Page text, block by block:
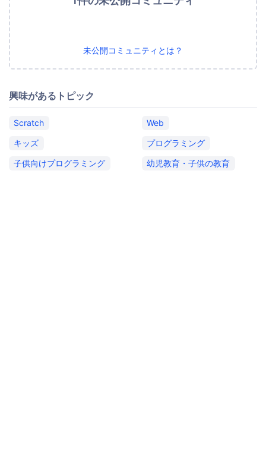
未公開コミュニティとは？
興味があるトピック
Scratch
Web
キッズ
プログラミング
子供向けプログラミング
幼児教育・子供の教育